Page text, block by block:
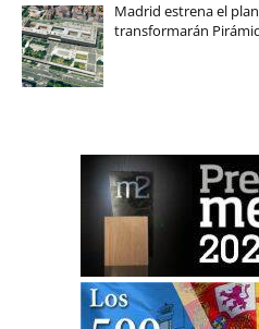
Madrid estrena el
transformarán